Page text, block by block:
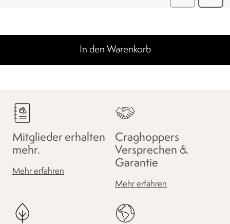
In den Warenkorb
Mitglieder erhalten
mehr.
Mehr erfahren
Craghoppers
Versprechen &
Garantie
Mehr erfahren